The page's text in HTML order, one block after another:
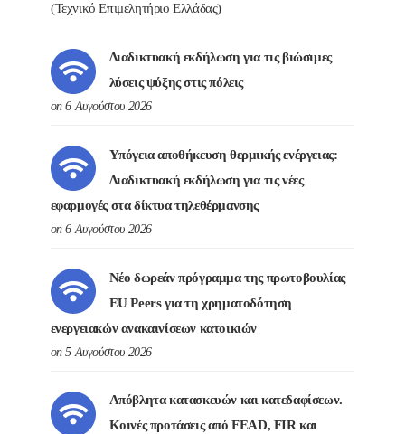
(Τεχνικό Επιμελητήριο Ελλάδας)
Διαδικτυακή εκδήλωση για τις βιώσιμες
λύσεις ψύξης στις πόλεις
on 6 Αυγούστου 2026
Υπόγεια αποθήκευση θερμικής ενέργειας:
Διαδικτυακή εκδήλωση για τις νέες
εφαρμογές στα δίκτυα τηλεθέρμανσης
on 6 Αυγούστου 2026
Νέο δωρεάν πρόγραμμα της πρωτοβουλίας
EU Peers για τη χρηματοδότηση
ενεργειακών ανακαινίσεων κατοικιών
on 5 Αυγούστου 2026
Απόβλητα κατασκευών και κατεδαφίσεων.
Κοινές προτάσεις από FEAD, FIR και